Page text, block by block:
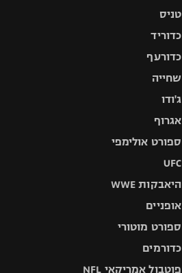
טניס
כדוריד
כדורעף
שחייה
ג'ודו
אגרוף
ספורט אולימפי
UFC
היאבקות WWE
אופניים
ספורט מוטורי
כדורמים
פוטבול אמריקאי NFL